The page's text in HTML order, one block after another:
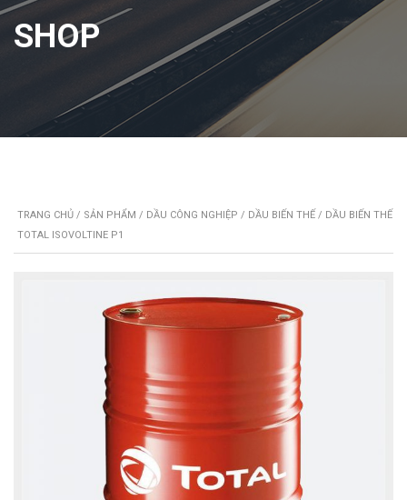
SHOP
TRANG CHỦ / SẢN PHẨM / DẦU CÔNG NGHIỆP / DẦU BIẾN THẾ / DẦU BIẾN THẾ
TOTAL ISOVOLTINE P1